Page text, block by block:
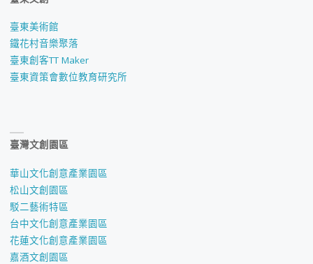
臺東美術館
鐵花村音樂聚落
臺東創客TT Maker
臺東資策會數位教育研究所
臺灣文創園區
華山文化創意產業園區
松山文創園區
駁二藝術特區
台中文化創意產業園區
花蓮文化創意產業園區
嘉酒文創園區